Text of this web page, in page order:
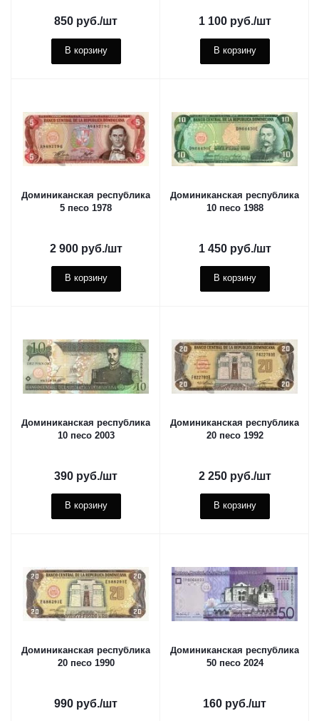
850 руб./шт
В корзину
1 100руб./шт
В корзину
Доминиканская республика
5 песо 1978
2 900руб./шт
В корзину
Доминиканская республика
10 песо 1988
1 450руб./шт
В корзину
Доминиканская республика
10 песо 2003
390 руб./шт
В корзину
Доминиканская республика
20 песо 1992
2 250руб./шт
В корзину
Доминиканская республика
20 песо 1990
990 руб./шт
Доминиканская республика
50 песо 2024
160 руб./шт